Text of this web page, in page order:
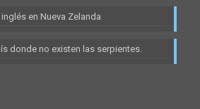
en Nueva Zelanda
donde no existen las serpientes.